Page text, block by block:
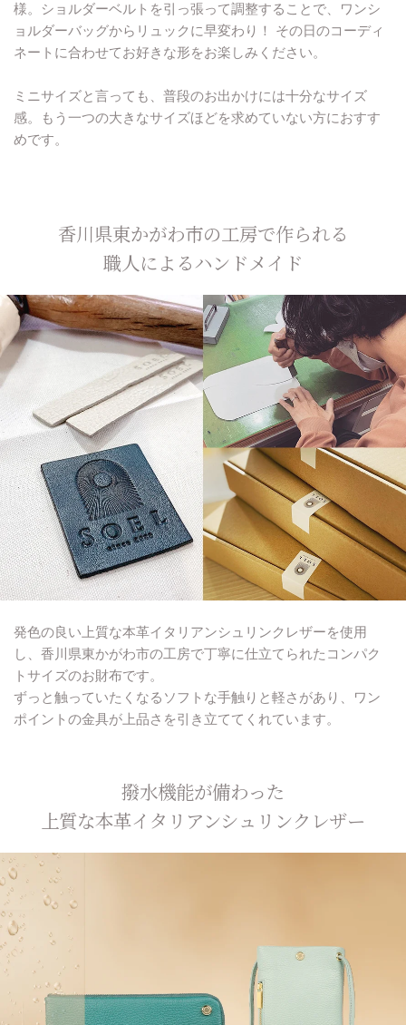
様。ショルダーベルトを引っ張って調整することで、ワンシ
ョルダーバッグからリュックに早変わり！ その日のコーディ
ネートに合わせてお好きな形をお楽しみください。
ミニサイズと言っても、普段のお出かけには十分なサイズ
感。もう一つの大きなサイズほどを求めていない方におすす
めです。
香川県東かがわ市の工房で作られる
職人によるハンドメイド
発色の良い上質な本革イタリアンシュリンクレザーを使用
し、香川県東かがわ市の工房で丁寧に仕立てられたコンパク
トサイズのお財布です。
ずっと触っていたくなるソフトな手触りと軽さがあり、ワン
ポイントの金具が上品さを引き立ててくれています。
撥水機能が備わった
上質な本革イタリアンシュリンクレザー